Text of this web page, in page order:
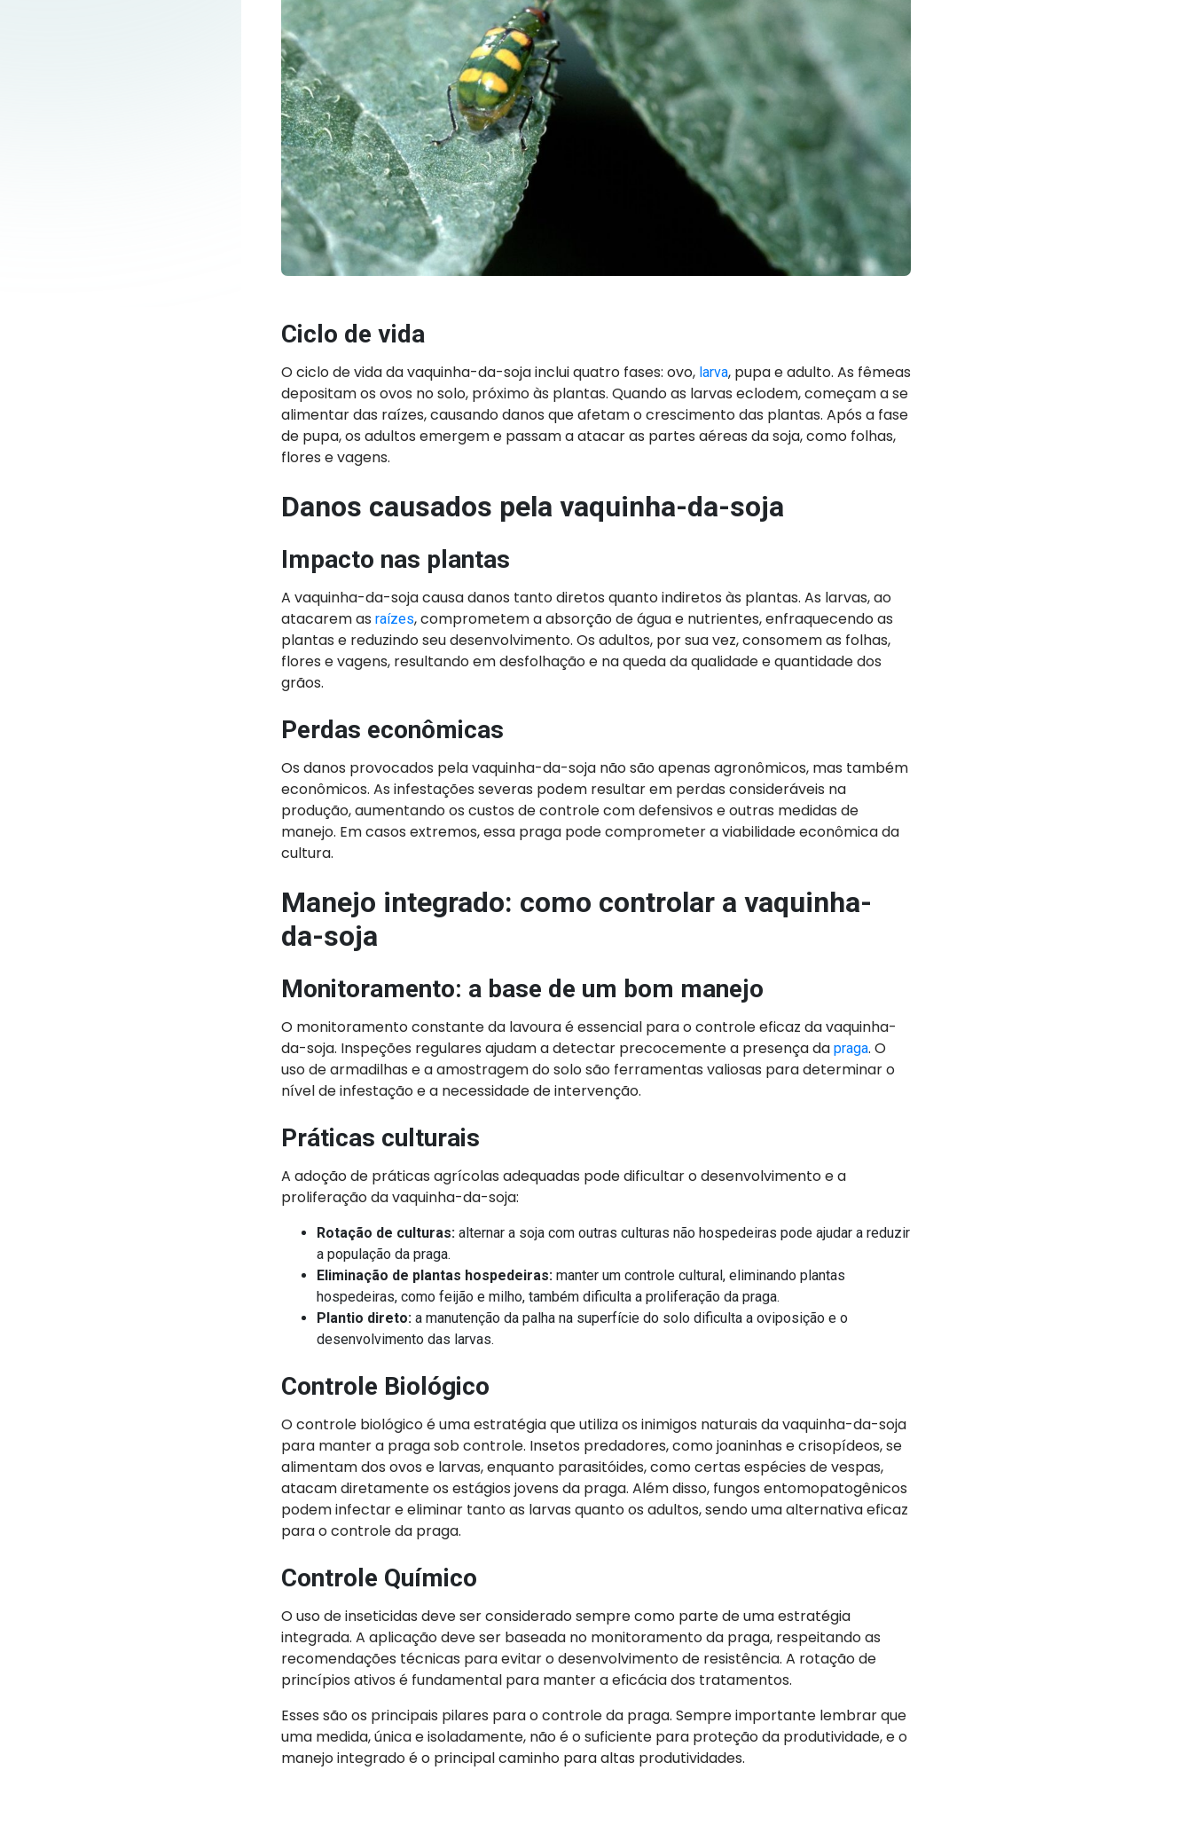
Ciclo de vida
O ciclo de vida da vaquinha-da-soja inclui quatro fases: ovo, larva, pupa e adulto. As fêmeas
depositam os ovos no solo, próximo às plantas. Quando as larvas eclodem, começam a se
alimentar das raízes, causando danos que afetam o crescimento das plantas. Após a fase
de pupa, os adultos emergem e passam a atacar as partes aéreas da soja, como folhas,
flores e vagens.
Danos causados pela vaquinha-da-soja
Impacto nas plantas
A vaquinha-da-soja causa danos tanto diretos quanto indiretos às plantas. As larvas, ao
atacarem as raízes, comprometem a absorção de água e nutrientes, enfraquecendo as
plantas e reduzindo seu desenvolvimento. Os adultos, por sua vez, consomem as folhas,
flores e vagens, resultando em desfolhação e na queda da qualidade e quantidade dos
grãos.
Perdas econômicas
Os danos provocados pela vaquinha-da-soja não são apenas agronômicos, mas também
econômicos. As infestações severas podem resultar em perdas consideráveis na
produção, aumentando os custos de controle com defensivos e outras medidas de
manejo. Em casos extremos, essa praga pode comprometer a viabilidade econômica da
cultura.
Manejo integrado: como controlar a vaquinha-
da-soja
Monitoramento: a base de um bom manejo
O monitoramento constante da lavoura é essencial para o controle eficaz da vaquinha-
da-soja. Inspeções regulares ajudam a detectar precocemente a presença da praga. O
uso de armadilhas e a amostragem do solo são ferramentas valiosas para determinar o
nível de infestação e a necessidade de intervenção.
Práticas culturais
A adoção de práticas agrícolas adequadas pode dificultar o desenvolvimento e a
proliferação da vaquinha-da-soja:
Rotação de culturas:alternar a soja com outras culturas não hospedeiras pode ajudar a reduzir
a população da praga.
Eliminação de plantas hospedeiras: manter um controle cultural, eliminando plantas
hospedeiras, como feijão e milho, também dificulta a proliferação da praga.
Plantio direto:a manutenção da palha na superfície do solo dificulta a oviposição e o
desenvolvimento das larvas.
Controle Biológico
O controle biológico é uma estratégia que utiliza os inimigos naturais da vaquinha-da-soja
para manter a praga sob controle. Insetos predadores, como joaninhas e crisopídeos, se
alimentam dos ovos e larvas, enquanto parasitóides, como certas espécies de vespas,
atacam diretamente os estágios jovens da praga. Além disso, fungos entomopatogênicos
podem infectar e eliminar tanto as larvas quanto os adultos, sendo uma alternativa eficaz
para o controle da praga.
Controle Químico
O uso de inseticidas deve ser considerado sempre como parte de uma estratégia
integrada. A aplicação deve ser baseada no monitoramento da praga, respeitando as
recomendações técnicas para evitar o desenvolvimento de resistência. A rotação de
princípios ativos é fundamental para manter a eficácia dos tratamentos.
Esses são os principais pilares para o controle da praga. Sempre importante lembrar que
uma medida, única e isoladamente, não é o suficiente para proteção da produtividade, e o
manejo integrado é o principal caminho para altas produtividades.